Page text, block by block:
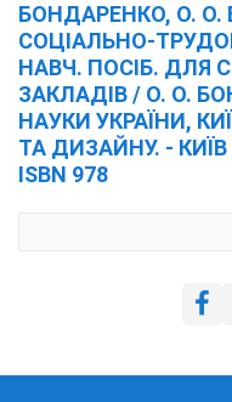
БОНДАРЕНКО, О. О.
СОЦІАЛЬНО-
НАВЧ. ПОСІБ. ДЛЯ
ЗАКЛАДІВ / О. О.
НАУКИ УКРАЇНИ,
ТА ДИЗАЙНУ. - КИЇВ
ISBN 978